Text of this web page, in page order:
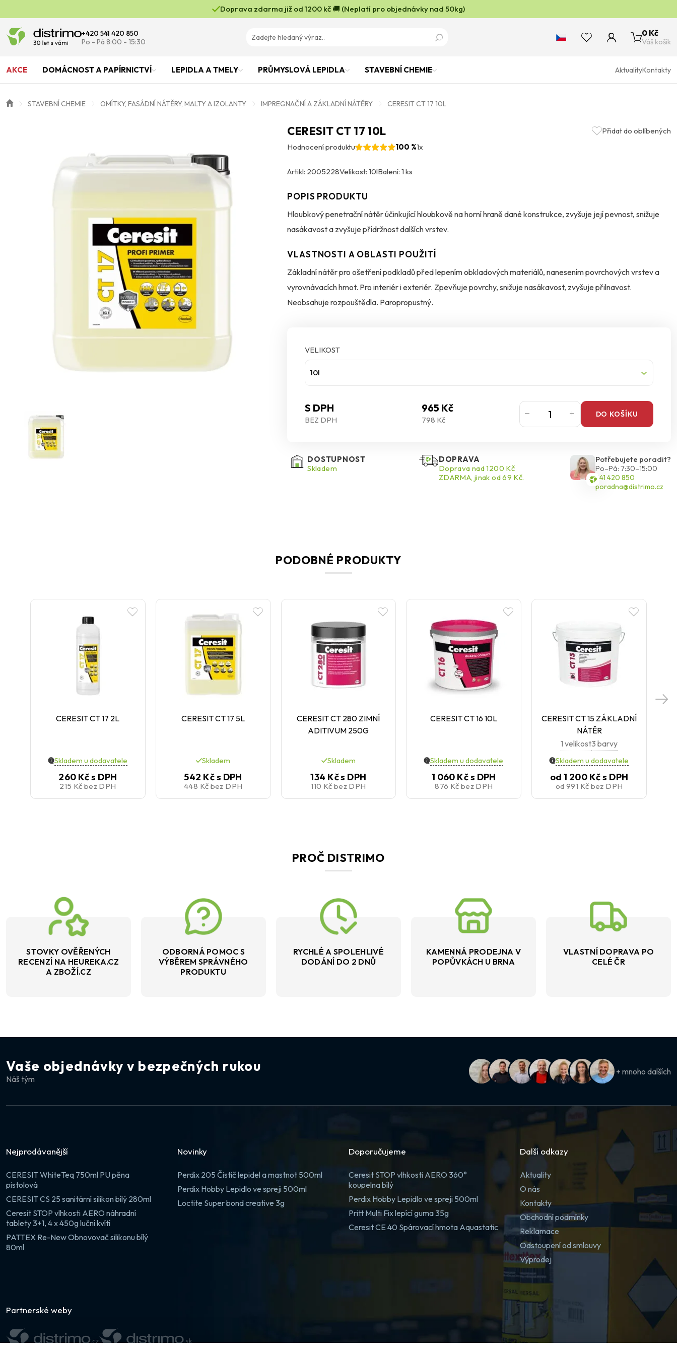
Doprava zdarma již od 1200 kč 🚚 (Neplatí pro objednávky nad 50kg)
+420 541 420 850
Po - Pá 8:00 - 15:30
0 Kč
Váš košík
AKCE DOMÁCNOST A PAPÍRNICTVÍ LEPIDLA A TMELY PRŮMYSLOVÁ LEPIDLA STAVEBNÍ CHEMIE AktualityKontakty
STAVEBNÍ CHEMIE OMÍTKY, FASÁDNÍ NÁTĚRY, MALTY A IZOLANTY IMPREGNAČNÍ A ZÁKLADNÍ NÁTĚRY CERESIT CT 17 10L
CERESIT CT 17 10L
Přidat do oblíbených
Hodnocení produktu
100 %1x
Artikl: 2005228Velikost: 10lBalení: 1 ks
POPIS PRODUKTU
Hloubkový penetrační nátěr účinkující hloubkově na horní hraně dané konstrukce, zvyšuje její pevnost, snižuje
nasákavost a zvyšuje přídržnost dalších vrstev.
VLASTNOSTI A OBLASTI POUŽITÍ
Základní nátěr pro ošetření podkladů před lepením obkladových materiálů, nanesením povrchových vrstev a
vyrovnávacích hmot. Pro interiér i exteriér. Zpevňuje povrchy, snižuje nasákavost, zvyšuje přilnavost.
Neobsahuje rozpouštědla. Paropropustný.
VELIKOST
10l
S DPH 965 Kč
BEZ DPH 798 Kč
DO KOŠÍKU
DOSTUPNOST
Skladem
DOPRAVA
Doprava nad 1200 Kč
ZDARMA, jinak od 69 Kč.
Potřebujete poradit?
Po–Pá: 7:30–15:00
541 420 850
poradna@distrimo.cz
PODOBNÉ PRODUKTY
CERESIT CT 17 2L
Skladem u dodavatele
260 Kčs DPH
215 Kč bez DPH
CERESIT CT 17 5L
Skladem
542 Kčs DPH
448 Kč bez DPH
CERESIT CT 280 ZIMNÍ
ADITIVUM 250G
Skladem
134 Kčs DPH
110 Kč bez DPH
CERESIT CT 16 10L
Skladem u dodavatele
1 060 Kčs DPH
876 Kč bez DPH
CERESIT CT 15 ZÁKLADNÍ
NÁTĚR
1 velikost3 barvy
Skladem u dodavatele
od 1 200 Kčs DPH
od 991 Kč bez DPH
PROČ DISTRIMO
STOVKY OVĚŘENÝCH
RECENZÍ NA HEUREKA.CZ
A ZBOŽÍ.CZ
ODBORNÁ POMOC S
VÝBĚREM SPRÁVNÉHO
PRODUKTU
RYCHLÉ A SPOLEHLIVÉ
DODÁNÍ DO 2 DNŮ
KAMENNÁ PRODEJNA V
POPŮVKÁCH U BRNA
VLASTNÍ DOPRAVA PO
CELÉ ČR
Vaše objednávky v bezpečných rukou
Náš tým
+ mnoho dalších
Nejprodávanější
CERESIT WhiteTeq 750ml PU pěna
pistolová
CERESIT CS 25 sanitární silikon bílý 280ml
Ceresit STOP vlhkosti AERO náhradní
tablety 3+1, 4 x 450g luční kvítí
PATTEX Re-New Obnovovač silikonu bílý
80ml
Novinky
Perdix 205 Čistič lepidel a mastnot 500ml
Perdix Hobby Lepidlo ve spreji 500ml
Loctite Super bond creative 3g
Doporučujeme
Ceresit STOP vlhkosti AERO 360°
koupelna bílý
Perdix Hobby Lepidlo ve spreji 500ml
Pritt Multi Fix lepící guma 35g
Ceresit CE 40 Spárovací hmota Aquastatic
Další odkazy
Aktuality
O nás
Kontakty
Obchodní podmínky
Reklamace
Odstoupení od smlouvy
Výprodej
Partnerské weby